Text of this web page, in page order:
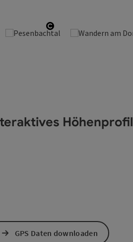
öffnenCopyright öffnen
Höhenprofil
GPS Daten downloaden